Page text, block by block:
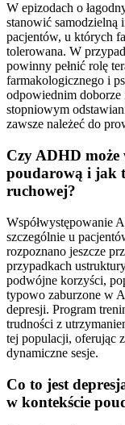
W epizodach o
stanowić samodzielną
pacjentów, u których
tolerowana. W
powinny pełnić rolę
farmakologicznego i
odpowiednim
stopniowym
zawsze należeć do
Czy ADHD może
poudarową i jak
ruchowej?
Współwystępowanie
szczególnie u
rozpoznano jeszcze
przypadkach
podwójne korzyści,
typowo zaburzone w
depresji. Program
trudności z
tej populacji, oferując
dynamiczne sesje.
Co to jest
w kontekście